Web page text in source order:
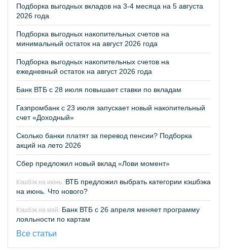
Подборка выгодных вкладов на 3-4 месяца на 5 августа
2026 года
Подборка выгодных накопительных счетов на
минимальный остаток на август 2026 года
Подборка выгодных накопительных счетов на
ежедневный остаток на август 2026 года
Банк ВТБ с 28 июля повышает ставки по вкладам
Газпромбанк с 23 июля запускает новый накопительный
счет «Доходный»
Сколько банки платят за перевод пенсии? Подборка
акций на лето 2026
Сбер предложил новый вклад «Лови момент»
Кэшбэк на июнь: ВТБ предложил выбрать категории кэшбэка
на июнь. Что нового?
Кэшбэк на май: Банк ВТБ с 26 апреля меняет программу
лояльности по картам
Все статьи